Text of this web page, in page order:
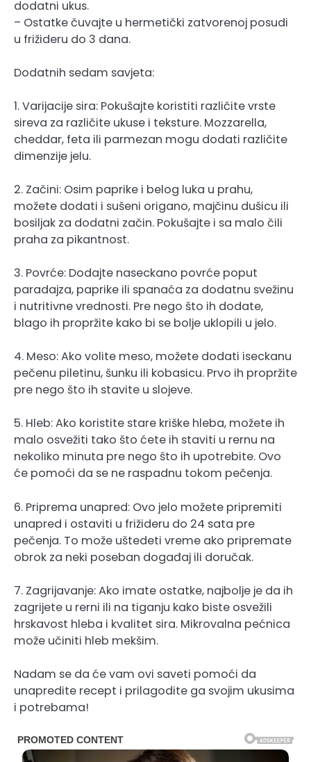
dodatni ukus.
– Ostatke čuvajte u hermetički zatvorenoj posudi
u frižideru do 3 dana.
Dodatnih sedam savjeta:
1. Varijacije sira: Pokušajte koristiti različite vrste
sireva za različite ukuse i teksture. Mozzarella,
cheddar, feta ili parmezan mogu dodati različite
dimenzije jelu.
2. Začini: Osim paprike i belog luka u prahu,
možete dodati i sušeni origano, majčinu dušicu ili
bosiljak za dodatni začin. Pokušajte i sa malo čili
praha za pikantnost.
3. Povrće: Dodajte naseckano povrće poput
paradajza, paprike ili spanaća za dodatnu svežinu
i nutritivne vrednosti. Pre nego što ih dodate,
blago ih propržite kako bi se bolje uklopili u jelo.
4. Meso: Ako volite meso, možete dodati iseckanu
pečenu piletinu, šunku ili kobasicu. Prvo ih propržite
pre nego što ih stavite u slojeve.
5. Hleb: Ako koristite stare kriške hleba, možete ih
malo osvežiti tako što ćete ih staviti u rernu na
nekoliko minuta pre nego što ih upotrebite. Ovo
će pomoći da se ne raspadnu tokom pečenja.
6. Priprema unapred: Ovo jelo možete pripremiti
unapred i ostaviti u frižideru do 24 sata pre
pečenja. To može uštedeti vreme ako pripremate
obrok za neki poseban događaj ili doručak.
7. Zagrijavanje: Ako imate ostatke, najbolje je da ih
zagrijete u rerni ili na tiganju kako biste osvežili
hrskavost hleba i kvalitet sira. Mikrovalna pećnica
može učiniti hleb mekšim.
Nadam se da će vam ovi saveti pomoći da
unapredite recept i prilagodite ga svojim ukusima
i potrebama!